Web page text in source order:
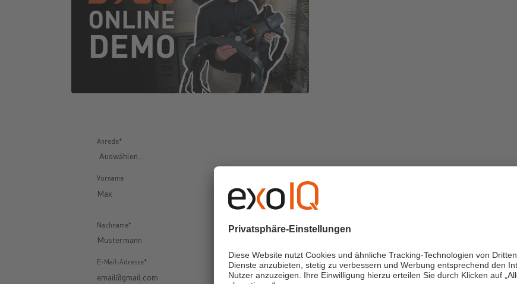
Anrede*
Vorname
Nachname*
E-Mail-Adresse*